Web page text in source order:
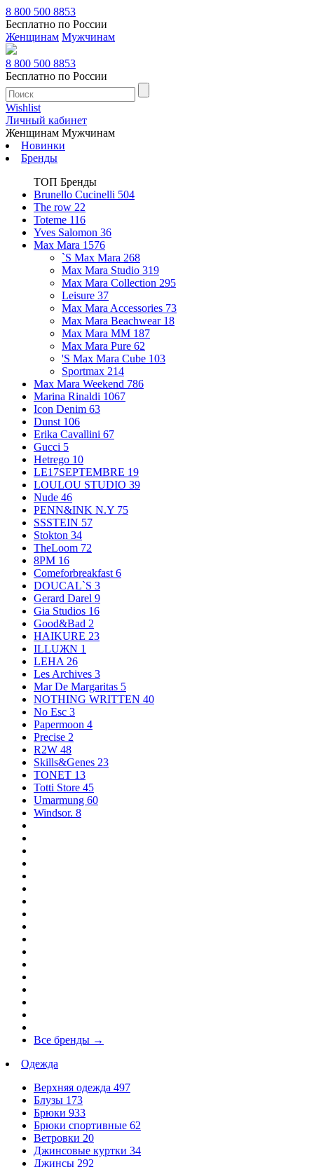
8 800 500 8853
Бесплатно по России
Женщинам Мужчинам
8 800 500 8853
Бесплатно по России
Wishlist
Личный кабинет
Женщинам Мужчинам
Новинки
Бренды
ТОП Бренды
Brunello Cucinelli 504
The row 22
Toteme 116
Yves Salomon 36
Max Mara 1576
`S Max Mara 268
Max Mara Studio 319
Max Mara Collection 295
Leisure 37
Max Mara Accessories 73
Max Mara Beachwear 18
Max Mara MM 187
Max Mara Pure 62
'S Max Mara Cube 103
Sportmax 214
Max Mara Weekend 786
Marina Rinaldi 1067
Icon Denim 63
Dunst 106
Erika Cavallini 67
Gucci 5
Hetrego 10
LE17SEPTEMBRE 19
LOULOU STUDIO 39
Nude 46
PENN&INK N.Y 75
SSSTEIN 57
Stokton 34
TheLoom 72
8PM 16
Comeforbreakfast 6
DOUCAL`S 3
Gerard Darel 9
Gia Studios 16
Good&Bad 2
HAIKURE 23
ILLUЖN 1
LEHA 26
Les Archives 3
Mar De Margaritas 5
NOTHING WRITTEN 40
No Esc 3
Papermoon 4
Precise 2
R2W 48
Skills&Genes 23
TONET 13
Totti Store 45
Umarmung 60
Windsor. 8
Все бренды →
Одежда
Верхняя одежда 497
Блузы 173
Брюки 933
Брюки спортивные 62
Ветровки 20
Джинсовые куртки 34
Джинсы 292